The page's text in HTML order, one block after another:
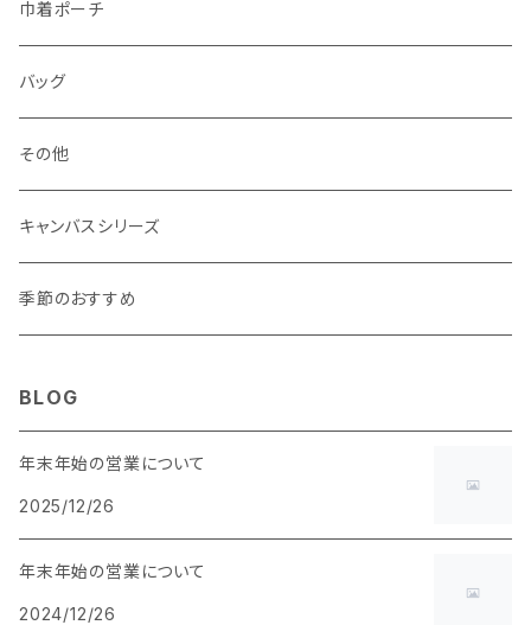
マチなし
マチあり
マチなし
マチあり
・ 親子がま口 くし形
マチなし
マチあり
・ ポーチタイプ 角型
マチなし
マチあり
・ ポーチタイプ くし形
マチなし
マチあり
・ 角型
マチなし
マチあり
・ くし形
マチなし
マチあり
巾着ポーチ
バッグ
その他
キャンバスシリーズ
季節のおすすめ
BLOG
年末年始の営業について
2025/12/26
年末年始の営業について
2024/12/26